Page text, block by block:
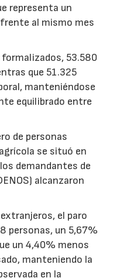
representa un
al mismo mes
53.580
que 51.325
manteniéndose
equilibrado entre
de personas
se situó en
demandantes de
alcanzaron
el paro
personas, un 5,67%
un 4,40% menos
manteniendo la
en la